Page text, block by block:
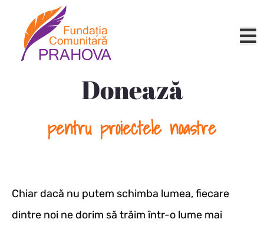
Donează
pentru proiectele noastre
Chiar dacă nu putem schimba lumea, fiecare
dintre noi ne dorim să trăim într-o lume mai